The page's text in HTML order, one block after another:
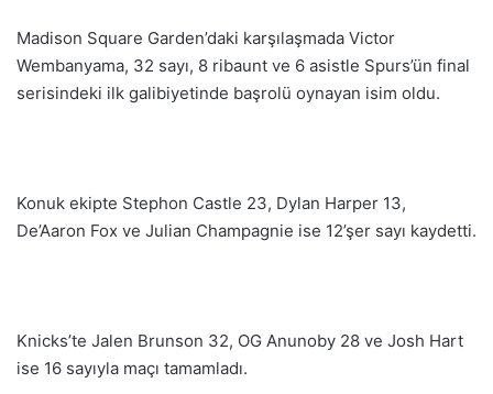
Madison Square Garden’daki karşılaşmada Victor
Wembanyama, 32 sayı, 8 ribaunt ve 6 asistle Spurs’ün final
serisindeki ilk galibiyetinde başrolü oynayan isim oldu.
Konuk ekipte Stephon Castle 23, Dylan Harper 13,
De’Aaron Fox ve Julian Champagnie ise 12’şer sayı kaydetti.
Knicks’te Jalen Brunson 32, OG Anunoby 28 ve Josh Hart
ise 16 sayıyla maçı tamamladı.